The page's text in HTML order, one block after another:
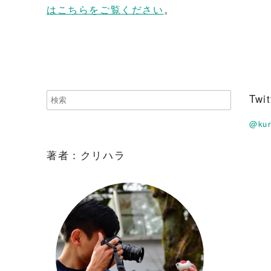
はこちらをご覧ください。
著者：クリハラ